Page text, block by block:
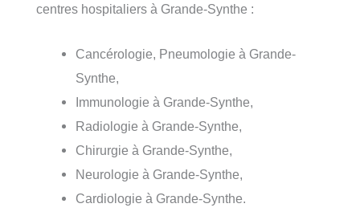
centres hospitaliers à Grande-Synthe :
Cancérologie, Pneumologie à Grande-
Synthe,
Immunologie à Grande-Synthe,
Radiologie à Grande-Synthe,
Chirurgie à Grande-Synthe,
Neurologie à Grande-Synthe,
Cardiologie à Grande-Synthe.